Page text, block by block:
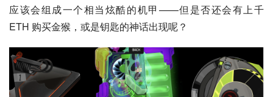
应该会组成一个相当炫酷的机甲——但是否还会有上千
ETH 购买金猴，或是钥匙的神话出现呢？